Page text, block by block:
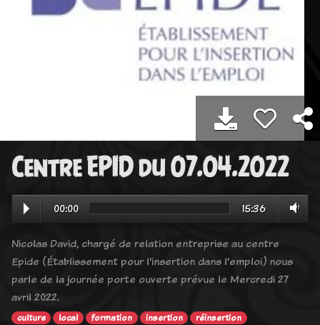
Centre EPID du 07.04.2022
00:00 15:36
Nicolas David, chargé de relation entreprise au centre
Epide (Établissement pour l'insertion dans l'emploi) nous
parle de la journée porte ouverte prévue le Mercredi 27
avril 2022.
culture local formation insertion réinsertion